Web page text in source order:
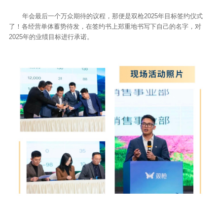
年会最后一个万众期待的议程，那便是双枪2025年目标签约仪式
了！各经营单体蓄势待发，在签约书上郑重地书写下自己的名字，对
2025年的业绩目标进行承诺。